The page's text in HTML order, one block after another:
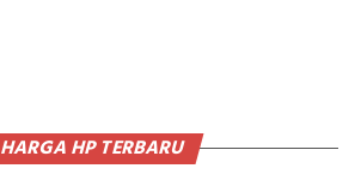
HARGA HP TERBARU